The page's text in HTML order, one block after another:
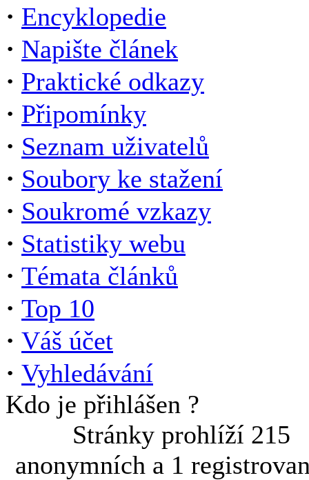
· Encyklopedie
· Napište článek
· Praktické odkazy
· Připomínky
· Seznam uživatelů
· Soubory ke stažení
· Soukromé vzkazy
· Statistiky webu
· Témata článků
· Top 10
· Váš účet
· Vyhledávání
Kdo je přihlášen ?
Stránky prohlíží 215
anonymních a 1